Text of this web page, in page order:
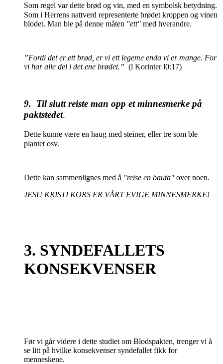
Som regel var dette brød og vin, med en symbolsk betydning.
Som i Herrens nattverd representerte brødet kroppen og vinen
blodet. Man ble på denne måten "ett" med hverandre.
”Fordi det er ett brød, er vi ett legeme enda vi er mange. For
vi har alle del i det ene brødet.” (l Korinter l0:17)
9. Til slutt reiste man opp et minnesmerke på
paktstedet.
Dette kunne være en haug med steiner, eller tre som ble
plantet osv.
Dette kan sammenlignes med å "reise en bauta" over noen.
JESU KRISTI KORS ER VÅRT EVIGE MINNESMERKE!
3. SYNDEFALLETS
KONSEKVENSER
Før vi går videre i dette studiet om Blodspakten, trenger vi å
se litt på hvilke konsekvenser syndefallet fikk for
menneskene.